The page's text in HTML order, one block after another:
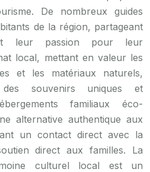
De nombreux guides
de la région, partageant
leur passion pour leur
local, mettant en valeur les
et les matériaux naturels,
souvenirs uniques et
familiaux éco-
alternative authentique aux
un contact direct avec la
direct aux familles. La
culturel local est un